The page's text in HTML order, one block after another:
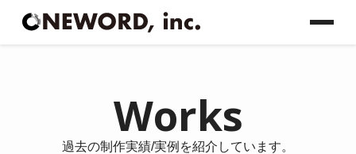
Works
過去の制作実績/実例を紹介しています。